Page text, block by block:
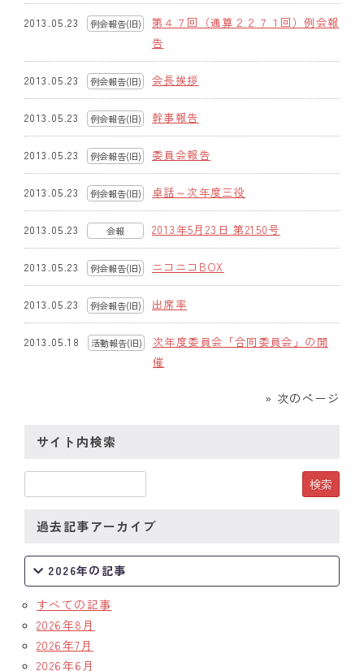
リンク集
入会のご案内
2013.05.23 例会報告(旧)
第４７回（通算２２７１回）例会報
告
2013.05.23 例会報告(旧) 会長挨拶
2013.05.23 例会報告(旧) 幹事報告
2013.05.23 例会報告(旧) 委員会報告
2013.05.23 例会報告(旧) 卓話～次年度三役
2013.05.23 会報 2013年5月23日 第2150号
2013.05.23 例会報告(旧) ニコニコBOX
2013.05.23 例会報告(旧) 出席率
2013.05.18 活動報告(旧)
次年度委員会「合同委員会」の開
催
» 次のページ
サイト内検索
過去記事アーカイブ
2026年の記事
すべての記事
2026年8月
2026年7月
2026年6月